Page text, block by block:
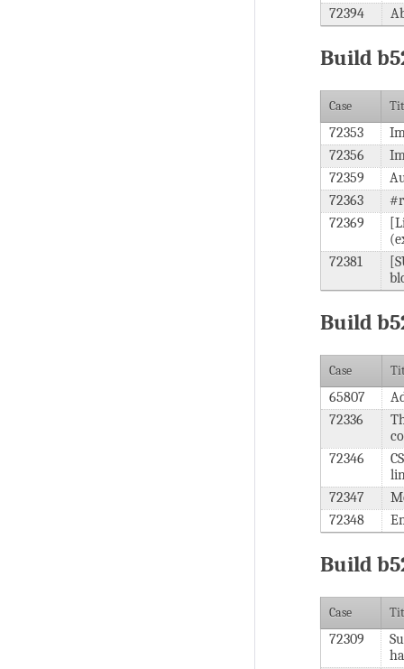
72394
Build
Case
72353
72356
72359
72363
72369
72381
Build
Case
65807
72336
72346
72347
72348
Build
Case
72309